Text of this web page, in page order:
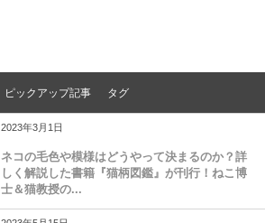
ピックアップ記事 タグ
2023年3月1日
ネコの毛色や模様はどうやって決まるのか？詳
しく解説した書籍『猫柄図鑑』が刊行！ねこ博
士＆猫教授の...